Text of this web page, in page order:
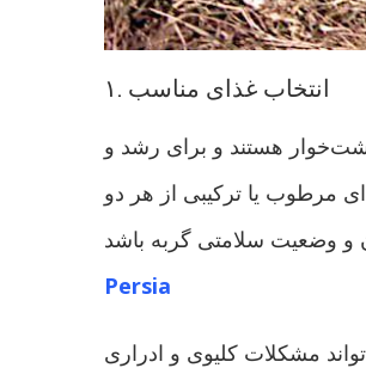
۱. انتخاب غذای مناسب
هستند و برای رشد و
مرطوب یا ترکیبی از هر دو
Persia
مشکلات کلیوی و ادراری